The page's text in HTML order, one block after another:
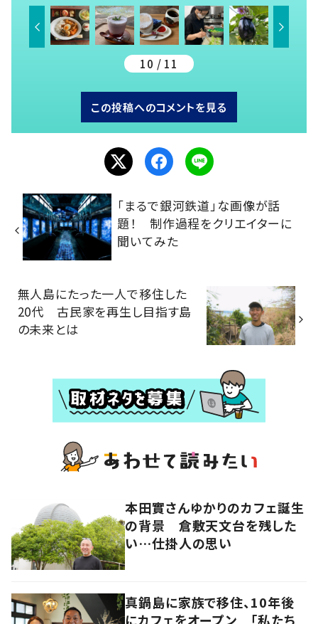
10 / 11
この投稿へのコメントを見る
「まるで銀河鉄道」な画像が話
題！ 制作過程をクリエイターに
聞いてみた
無人島にたった一人で移住した
20代 古民家を再生し目指す島
の未来とは
本田實さんゆかりのカフェ誕生
の背景 倉敷天文台を残した
い…仕掛人の思い
真鍋島に家族で移住、10年後
にカフェをオープン 「私たち